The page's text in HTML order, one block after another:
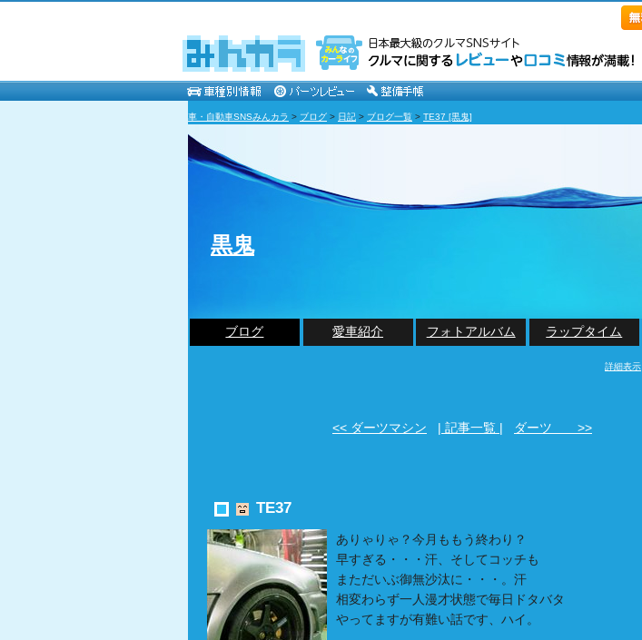
車・自動車SNSみんカラ > ブログ > 日記 > ブログ一覧 > TE37 [黒鬼]
黒鬼
ブログ 愛車紹介 フォトアルバム ラップタイム
詳細表示
<< ダーツマシン | 記事一覧 | ダーツ >>
TE37
ありゃりゃ？今月ももう終わり？
早すぎる・・・汗、そしてコッチも
まただいぶ御無沙汰に・・・。汗
相変わらず一人漫才状態で毎日ドタバタ
やってますが有難い話です、ハイ。